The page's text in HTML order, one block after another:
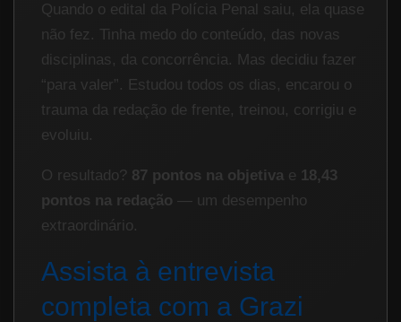
Quando o edital da Polícia Penal saiu, ela quase
não fez. Tinha medo do conteúdo, das novas
disciplinas, da concorrência. Mas decidiu fazer
“para valer”. Estudou todos os dias, encarou o
trauma da redação de frente, treinou, corrigiu e
evoluiu.
O resultado? 87 pontos na objetiva e 18,43
pontos na redação — um desempenho
extraordinário.
Assista à entrevista
completa com a Grazi